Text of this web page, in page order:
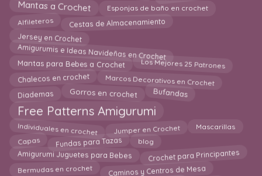
Mantas a Crochet Esponjas de baño en crochet
Alfileteros Cestas de Almacenamiento
Jersey en Crochet
Amigurumis e Ideas Navideñas en Crochet
Mantas para Bebes a Crochet Los Mejores 25 Patrones
Chalecos en crochet Marcos Decorativos en Crochet
Diademas Gorros en crochet Bufandas
Free Patterns Amigurumi
Individuales en crochet Jumper en Crochet Mascarillas
Capas Fundas para Tazas blog
Amigurumi Juguetes para Bebes Crochet para Principantes
Bermudas en crochet Caminos y Centros de Mesa